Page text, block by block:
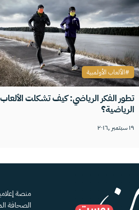
تطور الفكر الرياضي: كيف تشكلت الألعاب
الرياضية؟
١٩ سبتمبر ,٢٠١٦
الألعاب الأولمبية
الصحافة